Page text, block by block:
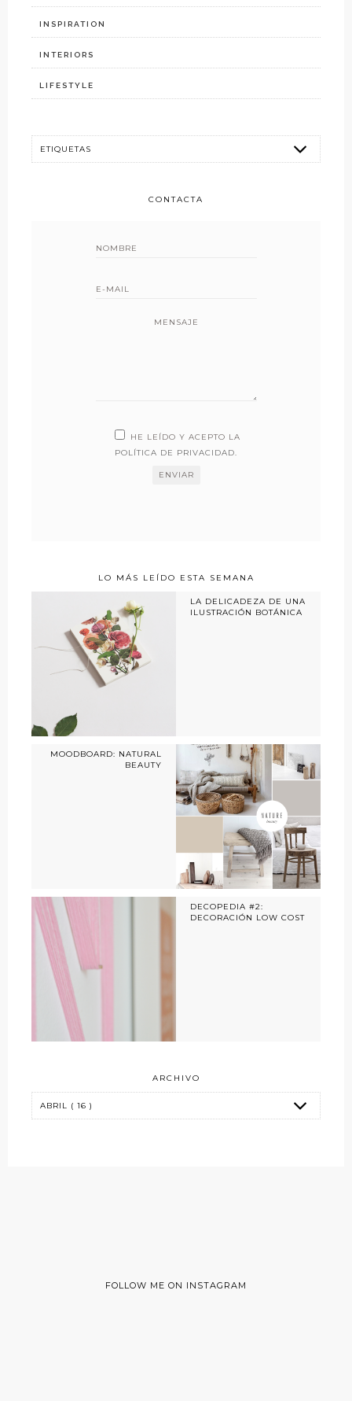
INSPIRATION
INTERIORS
LIFESTYLE
CONTACTA
MENSAJE
HE LEÍDO Y ACEPTO LA
POLÍTICA DE PRIVACIDAD.
LO MÁS LEÍDO ESTA SEMANA
LA DELICADEZA DE UNA
ILUSTRACIÓN BOTÁNICA
MOODBOARD: NATURAL
BEAUTY
DECOPEDIA #2:
DECORACIÓN LOW COST
ARCHIVO
FOLLOW ME ON INSTAGRAM